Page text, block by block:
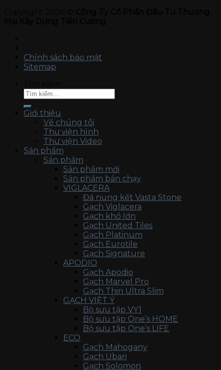
Chính sách bảo mật
Sitemap
Giới thiệu
Về chúng tôi
Thư viện hình
Thư viện Video
Sản phẩm
Sản phẩm
Sản phẩm mới
Sản phẩm bán chạy
VIGLACERA
Đá nung kết Vasta Stone
Gạch Viglacera
Gạch khổ lớn
Gạch United Tiles
Gạch Platinum
Gạch Eurotile
Gạch Signature
APODIO
Gạch Apodio
Gạch Marvel Pro
Gạch Thin Ultra Slim
GẠCH VIỆT Ý
Bộ sưu tập VY1
Bộ sưu tập One’s HOME
Bộ sưu tập One’s LIFE
ECO
Gạch Mahogany
Gạch Ubari
Gạch Solomon